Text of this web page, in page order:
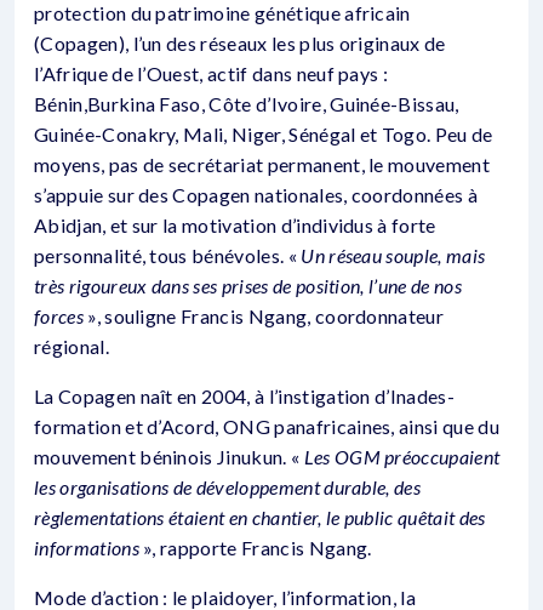
protection du patrimoine génétique africain
(Copagen), l’un des réseaux les plus originaux de
l’Afrique de l’Ouest, actif dans neuf pays :
Bénin,Burkina Faso, Côte d’Ivoire, Guinée-Bissau,
Guinée-Conakry, Mali, Niger, Sénégal et Togo. Peu de
moyens, pas de secrétariat permanent, le mouvement
s’appuie sur des Copagen nationales, coordonnées à
Abidjan, et sur la motivation d’individus à forte
personnalité, tous bénévoles. « Un réseau souple, mais
très rigoureux dans ses prises de position, l’une de nos
forces», souligne Francis Ngang, coordonnateur
régional.
La Copagen naît en 2004, à l’instigation d’Inades-
formation et d’Acord, ONG panafricaines, ainsi que du
mouvement béninois Jinukun. « Les OGM préoccupaient
les organisations de développement durable, des
règlementations étaient en chantier, le public quêtait des
informations», rapporte Francis Ngang.
Mode d’action : le plaidoyer, l’information, la